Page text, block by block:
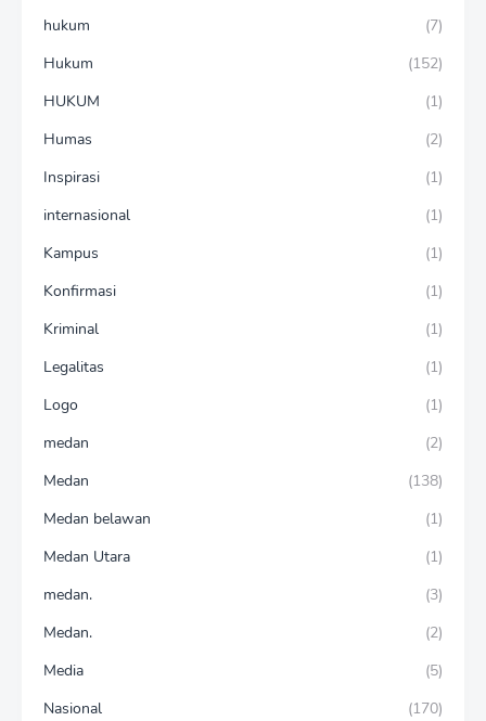
hukum
(7)
Hukum
(152)
HUKUM
(1)
Humas
(2)
Inspirasi
(1)
internasional
(1)
Kampus
(1)
Konfirmasi
(1)
Kriminal
(1)
Legalitas
(1)
Logo
(1)
medan
(2)
Medan
(138)
Medan belawan
(1)
Medan Utara
(1)
medan.
(3)
Medan.
(2)
Media
(5)
Nasional
(170)